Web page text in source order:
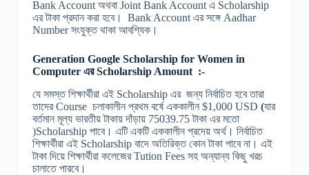
Bank Account অথবা Joint Bank Account এ Scholarship
এর টাকা প্রদান করা হবে। Bank Account এর সঙ্গে Aadhar
Number সংযুক্ত থাকা আবশ্যিক।
Generation Google Scholarship for Women in
Computer এরScholarship Amount :-
যে সমস্ত শিক্ষার্থীরা এই Scholarship এর জন্য নির্বাচিত হবে তারা
তাদের Course চলাকালীন প্রথম বর্ষে এককালীন $1,000 USD (যার
বর্তমান মূল্য ভারতীয় টাকায় দাঁড়ায় 75039.75 টাকা এর মতো
)Scholarship পাবে। এটি একটি এককালীন প্রদেয় অর্থ। নির্বাচিত
শিক্ষার্থীরা এই Scholarship বাদে অতিরিক্ত কোন টাকা পাবে না। এই
টাকা দিয়ে শিক্ষার্থীরা কলেজের Tution Fees সহ অন্যান্য কিছু খরচ
চালাতে পারবে।